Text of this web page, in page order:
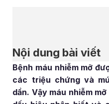
Nội dung bài viết
Bệnh máu nhiễm mỡ
các triệu chứng và
dần. Vậy máu nhiễm